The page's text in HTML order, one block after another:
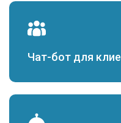
Чат-бот для